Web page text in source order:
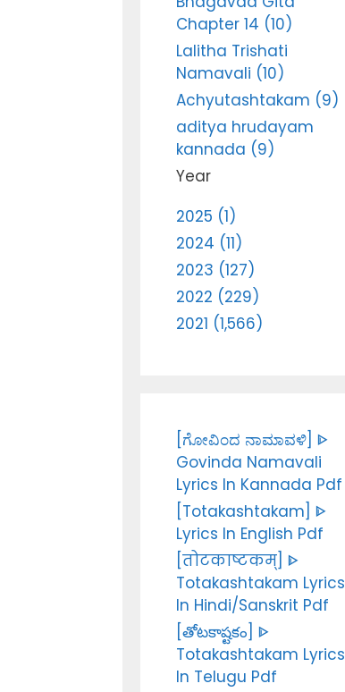
Chapter 14 (10)
Lalitha Trishati
Namavali (10)
Achyutashtakam (9)
aditya hrudayam
kannada (9)
Year
2025 (1)
2024 (11)
2023 (127)
2022 (229)
2021 (1,566)
[ಗೋವಿಂದ ನಾಮಾವಳಿ] ᐈ
Govinda Namavali
Lyrics In Kannada Pdf
[Totakashtakam] ᐈ
Lyrics In English Pdf
[तोटकाष्टकम्] ᐈ
Totakashtakam Lyrics
In Hindi/Sanskrit Pdf
[తోటకాష్టకం] ᐈ
Totakashtakam Lyrics
In Telugu Pdf